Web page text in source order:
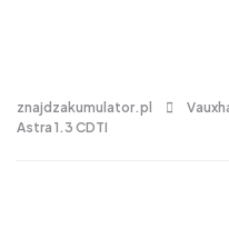
znajdzakumulator.pl
Astra 1.3 CDTI